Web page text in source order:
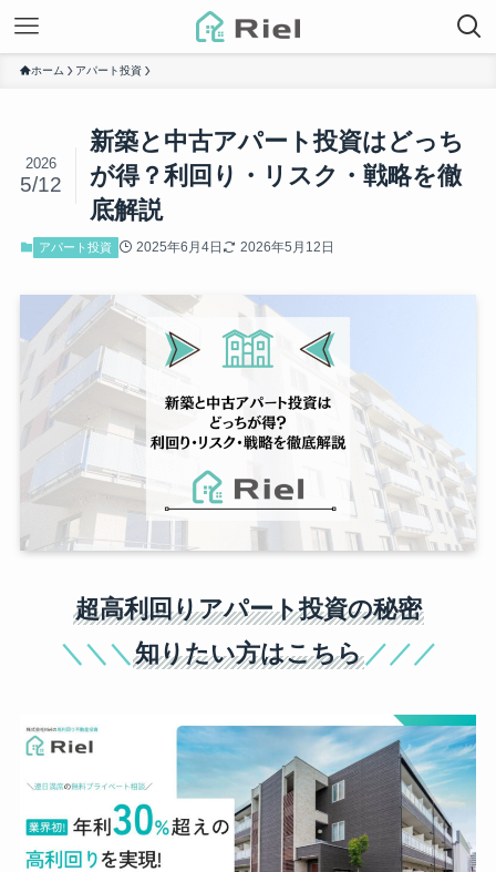
ホーム アパート投資
新築と中古アパート投資はどっち
が得？利回り・リスク・戦略を徹
底解説
2026
5/12
アパート投資 2025年6月4日 2026年5月12日
超高利回りアパート投資の秘密
＼＼＼ 知りたい方はこちら／／／